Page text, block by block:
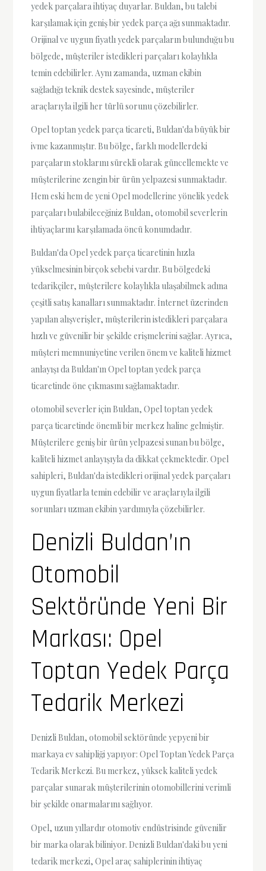
yedek parçalara ihtiyaç duyarlar. Buldan, bu talebi
karşılamak için geniş bir yedek parça ağı sunmaktadır.
Orijinal ve uygun fiyatlı yedek parçaların bulunduğu bu
bölgede, müşteriler istedikleri parçaları kolaylıkla
temin edebilirler. Aynı zamanda, uzman ekibin
sağladığı teknik destek sayesinde, müşteriler
araçlarıyla ilgili her türlü sorunu çözebilirler.
Opel toptan yedek parça ticareti, Buldan'da büyük bir
ivme kazanmıştır. Bu bölge, farklı modellerdeki
parçaların stoklarını sürekli olarak güncellemekte ve
müşterilerine zengin bir ürün yelpazesi sunmaktadır.
Hem eski hem de yeni Opel modellerine yönelik yedek
parçaları bulabileceğiniz Buldan, otomobil severlerin
ihtiyaçlarını karşılamada öncü konumdadır.
Buldan'da Opel yedek parça ticaretinin hızla
yükselmesinin birçok sebebi vardır. Bu bölgedeki
tedarikçiler, müşterilere kolaylıkla ulaşabilmek adına
çeşitli satış kanalları sunmaktadır. İnternet üzerinden
yapılan alışverişler, müşterilerin istedikleri parçalara
hızlı ve güvenilir bir şekilde erişmelerini sağlar. Ayrıca,
müşteri memnuniyetine verilen önem ve kaliteli hizmet
anlayışı da Buldan'ın Opel toptan yedek parça
ticaretinde öne çıkmasını sağlamaktadır.
otomobil severler için Buldan, Opel toptan yedek
parça ticaretinde önemli bir merkez haline gelmiştir.
Müşterilere geniş bir ürün yelpazesi sunan bu bölge,
kaliteli hizmet anlayışıyla da dikkat çekmektedir. Opel
sahipleri, Buldan'da istedikleri orijinal yedek parçaları
uygun fiyatlarla temin edebilir ve araçlarıyla ilgili
sorunları uzman ekibin yardımıyla çözebilirler.
Denizli Buldan’ın
Otomobil
Sektöründe Yeni Bir
Markası: Opel
Toptan Yedek Parça
Tedarik Merkezi
Denizli Buldan, otomobil sektöründe yepyeni bir
markaya ev sahipliği yapıyor: Opel Toptan Yedek Parça
Tedarik Merkezi. Bu merkez, yüksek kaliteli yedek
parçalar sunarak müşterilerinin otomobillerini verimli
bir şekilde onarmalarını sağlıyor.
Opel, uzun yıllardır otomotiv endüstrisinde güvenilir
bir marka olarak biliniyor. Denizli Buldan'daki bu yeni
tedarik merkezi, Opel araç sahiplerinin ihtiyaç